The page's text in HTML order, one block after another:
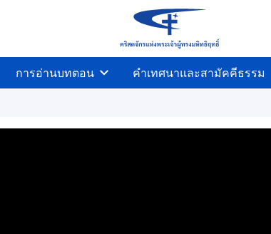
การอ่านบทตอน คำเทศนาและสามัคคีธรรม